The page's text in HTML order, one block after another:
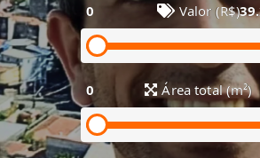
0 Valor (R$)
0 Área total (m²)